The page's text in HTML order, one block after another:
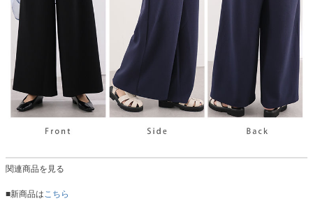
関連商品を見る
■新商品はこちら